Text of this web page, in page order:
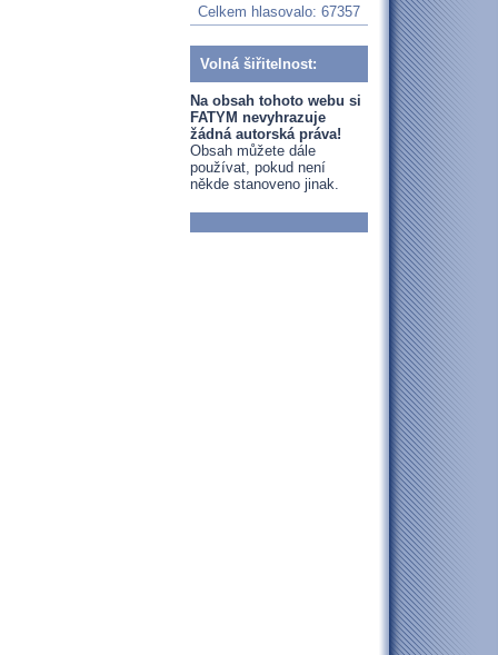
Celkem hlasovalo: 67357
Volná šiřitelnost:
Na obsah tohoto webu si
FATYM nevyhrazuje
žádná autorská práva!
Obsah můžete dále
používat, pokud není
někde stanoveno jinak.